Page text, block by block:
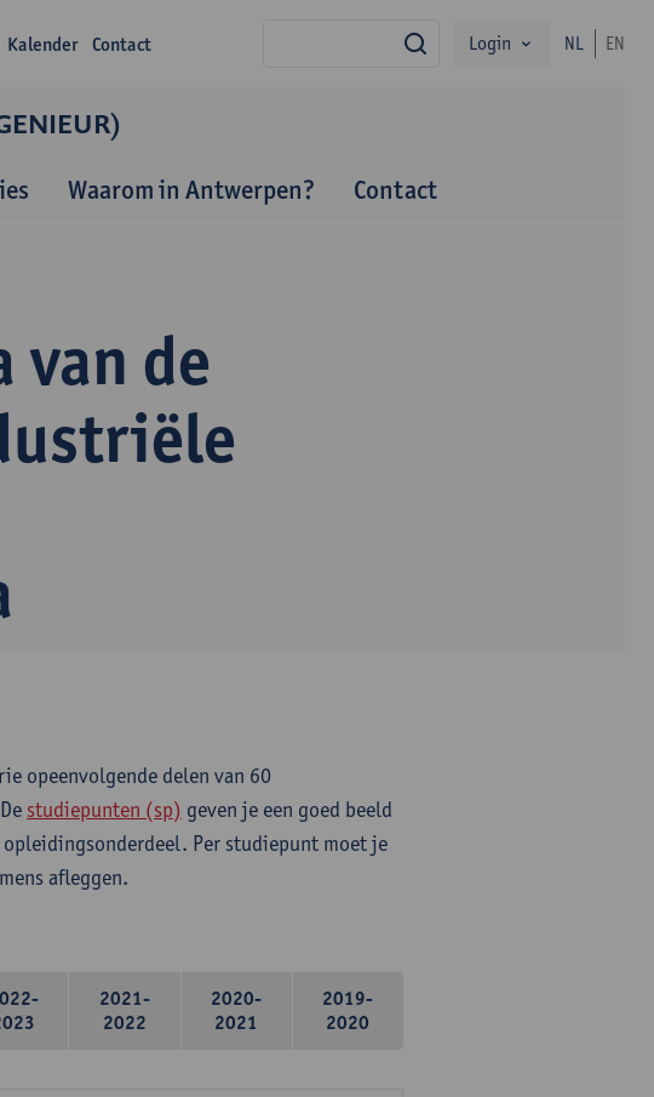
Kalender Contact zoekLogin NL EN
Waarom in Antwerpen? Contact
van de
opeenvolgende delen van 60
studiepunten (sp) geven je een goed beeld
Per studiepunt moet je
afleggen.
2021-
2022
2020-
2021
2019-
2020